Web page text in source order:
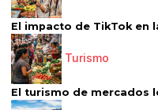
El impacto de TikTok en
Turismo
El turismo de mercados